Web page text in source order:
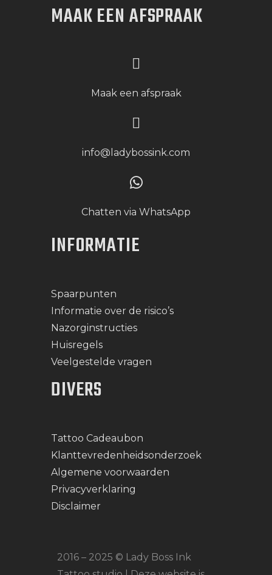
MAAK EEN AFSPRAAK
Maak een afspraak
info@ladybossink.com
Chatten via WhatsApp
INFORMATIE
Spaarpunten
Informatie over de risico’s
Nazorginstructies
Huisregels
Veelgestelde vragen
DIVERS
Tattoo Cadeaubon
Klanttevredenheidsonderzoek
Algemene voorwaarden
Privacyverklaring
Disclaimer
2016 – 2025 © Lady Boss Ink